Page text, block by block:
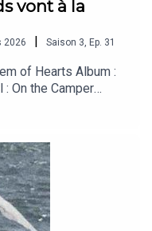
vont à la
2026 | Saison 3, Ep. 31
of Hearts Album :
On the Camper
de la
pour briller Album
: InFiné Année :
Album : Le
InFiné Année :
Guardiani del
Tempio Label :
Pop